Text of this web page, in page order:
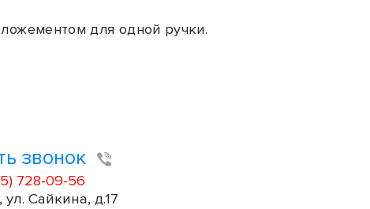
для одной ручки.
звонок
728-09-56
ул. Сайкина, д.17